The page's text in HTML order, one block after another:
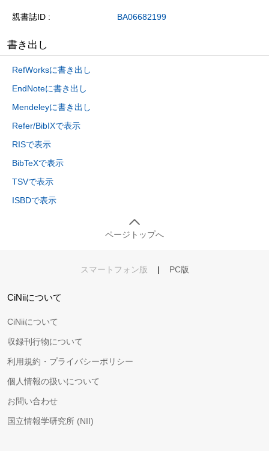
親書誌ID BA06682199
書き出し
RefWorksに書き出し
EndNoteに書き出し
Mendeleyに書き出し
Refer/BibIXで表示
RISで表示
BibTeXで表示
TSVで表示
ISBDで表示
ページトップへ
スマートフォン版 | PC版
CiNiiについて
CiNiiについて
収録刊行物について
利用規約・プライバシーポリシー
個人情報の扱いについて
お問い合わせ
国立情報学研究所 (NII)